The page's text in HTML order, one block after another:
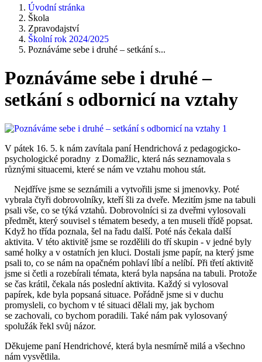
Úvodní stránka
Škola
Zpravodajství
Školní rok 2024/2025
Poznáváme sebe i druhé – setkání s...
Poznáváme sebe i druhé –
setkání s odbornicí na vztahy
V pátek 16. 5. k nám zavítala paní Hendrichová z pedagogicko-
psychologické poradny z Domažlic, která nás seznamovala s
různými situacemi, které se nám ve vztahu mohou stát.
Nejdříve jsme se seznámili a vytvořili jsme si jmenovky. Poté
vybrala čtyři dobrovolníky, kteří šli za dveře. Mezitím jsme na tabuli
psali vše, co se týká vztahů. Dobrovolníci si za dveřmi vylosovali
předmět, který souvisel s tématem besedy, a ten museli třídě popsat.
Když ho třída poznala, šel na řadu další. Poté nás čekala další
aktivita. V této aktivitě jsme se rozdělili do tří skupin - v jedné byly
samé holky a v ostatních jen kluci. Dostali jsme papír, na který jsme
psali to, co se nám na opačném pohlaví líbí a nelíbí. Při třetí aktivitě
jsme si četli a rozebírali témata, která byla napsána na tabuli. Protože
se čas krátil, čekala nás poslední aktivita. Každý si vylosoval
papírek, kde byla popsaná situace. Pořádně jsme si v duchu
promysleli, co bychom v té situaci dělali my, jak bychom
se zachovali, co bychom poradili. Také nám pak vylosovaný
spolužák řekl svůj názor.
Děkujeme paní Hendrichové, která byla nesmírně milá a všechno
nám vysvětlila.